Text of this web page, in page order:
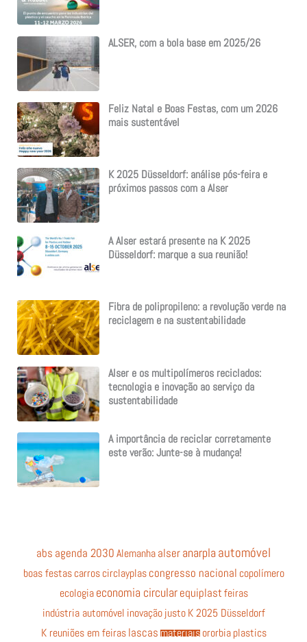
ALSER, com a bola base em 2025/26
Feliz Natal e Boas Festas, com um 2026
mais sustentável
K 2025 Düsseldorf: análise pós-feira e
próximos passos com a Alser
A Alser estará presente na K 2025
Düsseldorf: marque a sua reunião!
Fibra de polipropileno: a revolução verde na
reciclagem e na sustentabilidade
Alser e os multipolímeros reciclados:
tecnologia e inovação ao serviço da
sustentabilidade
A importância de reciclar corretamente
este verão: Junte-se à mudança!
abs agenda 2030Alemanhaalseranarpla automóvel
boas festas carros circlayplas congresso nacional copolímero
ecologia economia circular equiplastfeiras
indústria automóvel inovação justo K 2025 Düsseldorf
K reuniões em feiras lascasmateriais ororbia plastics